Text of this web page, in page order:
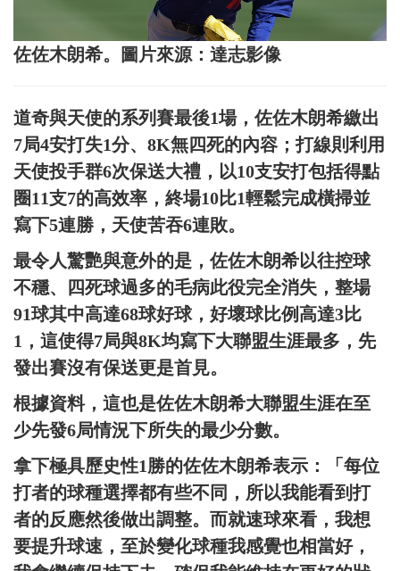
佐佐木朗希。圖片來源：達志影像
道奇與天使的系列賽最後1場，佐佐木朗希繳出
7局4安打失1分、8K無四死的內容；打線則利用
天使投手群6次保送大禮，以10支安打包括得點
圈11支7的高效率，終場10比1輕鬆完成橫掃並
寫下5連勝，天使苦吞6連敗。
最令人驚艷與意外的是，佐佐木朗希以往控球
不穩、四死球過多的毛病此役完全消失，整場
91球其中高達68球好球，好壞球比例高達3比
1，這使得7局與8K均寫下大聯盟生涯最多，先
發出賽沒有保送更是首見。
根據資料，這也是佐佐木朗希大聯盟生涯在至
少先發6局情況下所失的最少分數。
拿下極具歷史性1勝的佐佐木朗希表示：「每位
打者的球種選擇都有些不同，所以我能看到打
者的反應然後做出調整。而就速球來看，我想
要提升球速，至於變化球種我感覺也相當好，